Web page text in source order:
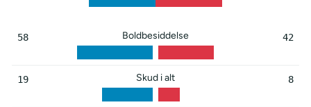
58 Boldbesiddelse 42
19 Skud i alt 8